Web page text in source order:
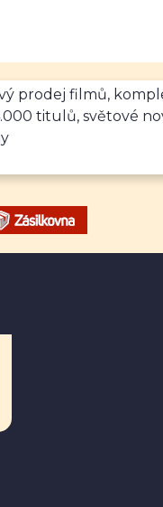
prodej filmů,
titulů, světové